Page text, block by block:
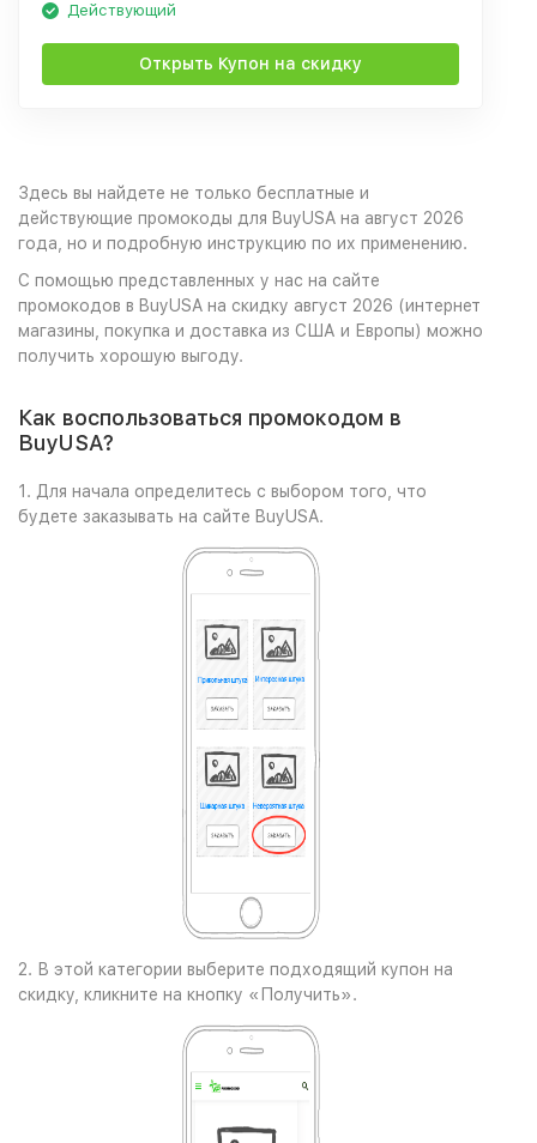
Действующий
Открыть Купон на скидку
Здесь вы найдете не только бесплатные и
действующие промокоды для BuyUSA на август 2026
года, но и подробную инструкцию по их применению.
С помощью представленных у нас на сайте
промокодов в BuyUSA на скидку август 2026 (интернет
магазины, покупка и доставка из США и Европы) можно
получить хорошую выгоду.
Как воспользоваться промокодом в
BuyUSA?
1. Для начала определитесь с выбором того, что
будете заказывать на сайте BuyUSA.
2. В этой категории выберите подходящий купон на
скидку, кликните на кнопку «Получить».